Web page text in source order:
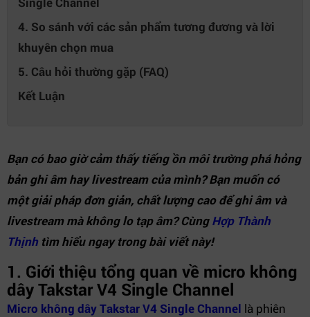
4. So sánh với các sản phẩm tương đương và lời
khuyên chọn mua
5. Câu hỏi thường gặp (FAQ)
Kết Luận
Bạn có bao giờ cảm thấy tiếng ồn môi trường phá hỏng
bản ghi âm hay livestream của mình? Bạn muốn có
một giải pháp đơn giản, chất lượng cao để ghi âm và
livestream mà không lo tạp âm? CùngHợp Thành
Thịnh tìm hiểu ngay trong bài viết này!
1. Giới thiệu tổng quan về micro không
dây Takstar V4 Single Channel
Micro không dây Takstar V4 Single Channel là phiên